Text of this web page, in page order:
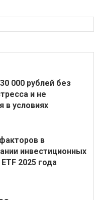
000 рублей без
и не
в условиях
в
инвестиционных
2025 года